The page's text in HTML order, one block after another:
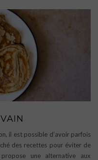
il est possible d’avoir parfois
des recettes pour éviter de
une alternative aux